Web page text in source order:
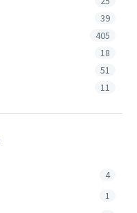
39
405
18
51
11
4
1